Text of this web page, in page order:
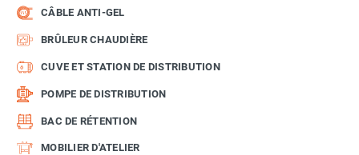
CÂBLE ANTI-GEL
BRÛLEUR CHAUDIÈRE
CUVE ET STATION DE DISTRIBUTION
POMPE DE DISTRIBUTION
BAC DE RÉTENTION
MOBILIER D'ATELIER